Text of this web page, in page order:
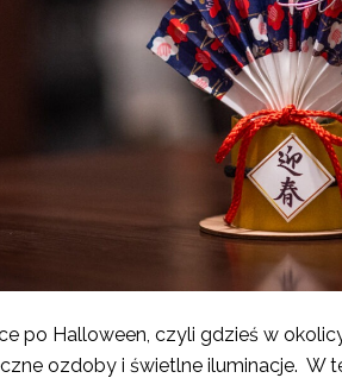
po Halloween, czyli gdzieś w
ozdoby i świetlne iluminacje. W